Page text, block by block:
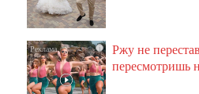
i
Ржу не
пересмотришь